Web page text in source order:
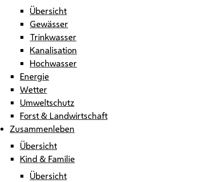
Übersicht
Gewässer
Trinkwasser
Kanalisation
Hochwasser
Energie
Wetter
Umweltschutz
Forst & Landwirtschaft
Zusammenleben
Übersicht
Kind & Familie
Übersicht